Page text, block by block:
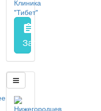
заполнить форму
assignment
Запись на прием